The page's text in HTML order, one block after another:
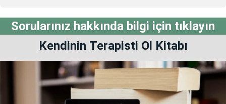
Sorularınız hakkında bilgi için tıklayın
Kendinin Terapisti Ol Kitabı